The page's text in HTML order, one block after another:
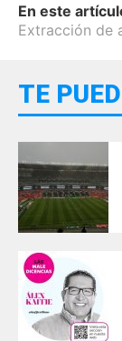
En este
Extracción de
TE